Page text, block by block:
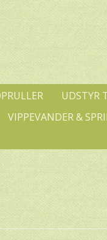
UDSTYR
VIPPEVANDER &